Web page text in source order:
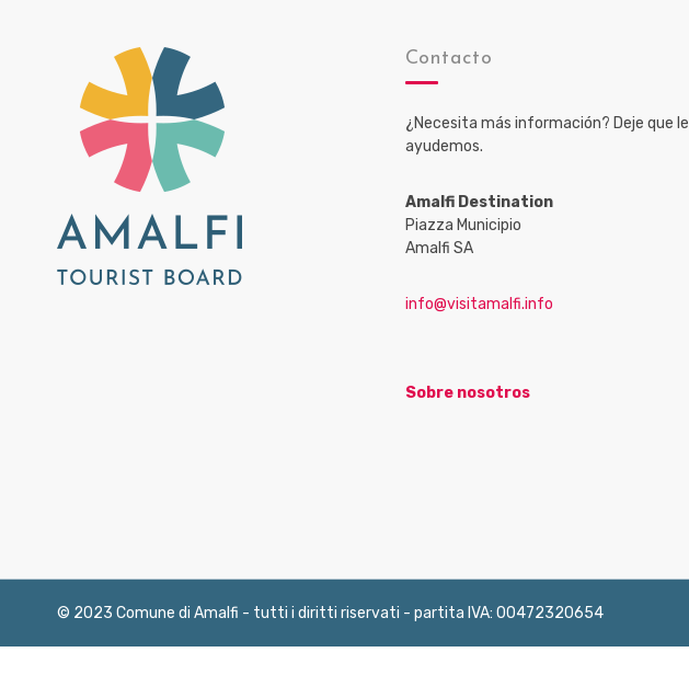
Contacto
¿Necesita más información? Deje que le
ayudemos.
Amalfi Destination
Piazza Municipio
Amalfi SA
info@visitamalfi.info
Sobre nosotros
© 2023 Comune di Amalfi - tutti i diritti riservati - partita IVA: 00472320654